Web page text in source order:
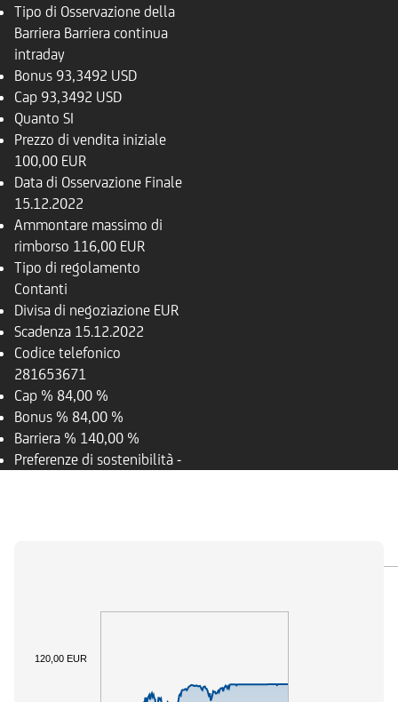
Tipo di Osservazione della
Barriera Barriera continua
intraday
Bonus 93,3492 USD
Cap 93,3492 USD
Quanto SI
Prezzo di vendita iniziale
100,00 EUR
Data di Osservazione Finale
15.12.2022
Ammontare massimo di
rimborso 116,00 EUR
Tipo di regolamento
Contanti
Divisa di negoziazione EUR
Scadenza 15.12.2022
Codice telefonico
281653671
Cap % 84,00 %
Bonus % 84,00 %
Barriera % 140,00 %
Preferenze di sostenibilità -
120,00 EUR